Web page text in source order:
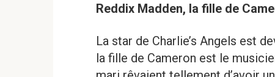
Reddix Madden, la fille de
La star de Charlie’s Angels est
la fille de Cameron est le